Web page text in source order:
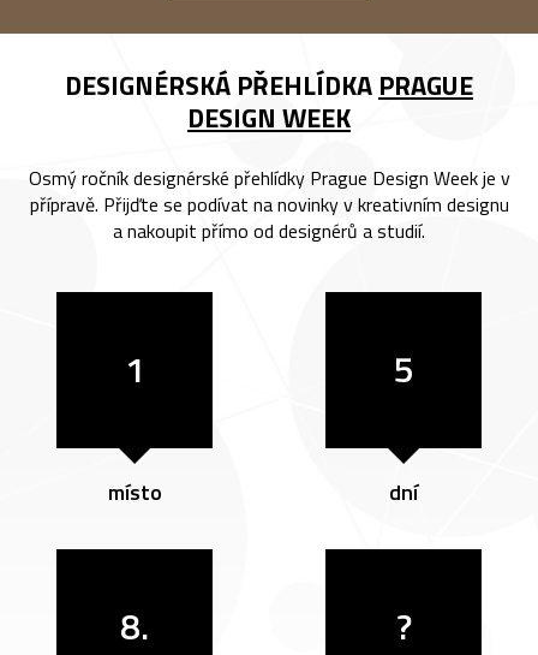
DESIGNÉRSKÁ PŘEHLÍDKA PRAGUE
DESIGN WEEK
Osmý ročník designérské přehlídky Prague Design Week je v
přípravě. Přijďte se podívat na novinky v kreativním designu
a nakoupit přímo od designérů a studií.
1
místo
5
dní
8. ?